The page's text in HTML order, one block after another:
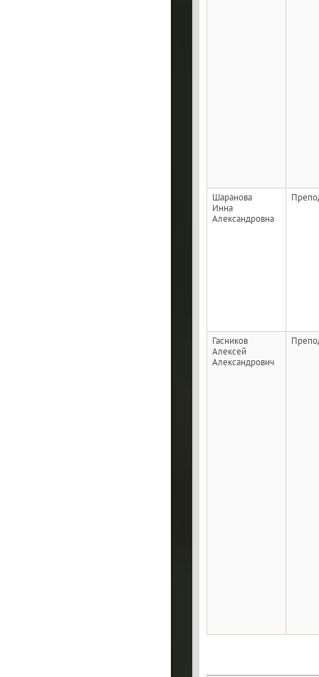
Шаранова
Инна
Александровна
Гасников
Алексей
Александрович